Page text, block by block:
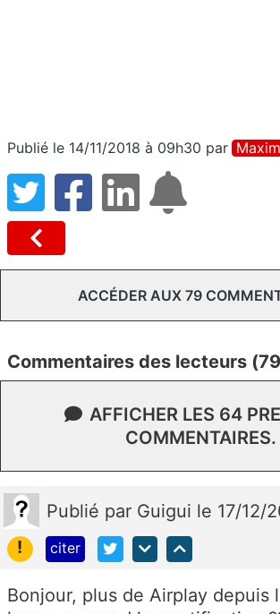
Publié le 14/11/2018 à 09h30 par
ACCÉDER AUX 79
Commentaires des lecteurs
AFFICHER LES 64
COMMENTAIRES.
Publié par Guigui le 17/12/
!
citer
Bonjour, plus de Airplay depuis